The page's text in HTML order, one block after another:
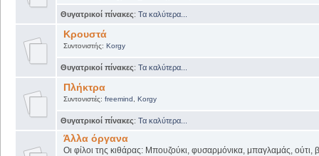
Θυγατρικοί πίνακες: Τα καλύτερα...
Κρουστά
Συντονιστής: Korgy
Θυγατρικοί πίνακες: Τα καλύτερα...
Πλήκτρα
Συντονιστές: freemind Korgy
Θυγατρικοί πίνακες: Τα καλύτερα...
Άλλα όργανα
Οι φίλοι της κιθάρας: Μπουζούκι, φυσαρμόνικα, μπαγλαμάς, ούτι,